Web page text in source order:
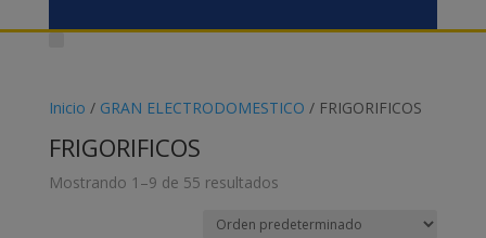
Inicio / GRAN ELECTRODOMESTICO / FRIGORIFICOS
FRIGORIFICOS
Mostrando 1–9 de 55 resultados